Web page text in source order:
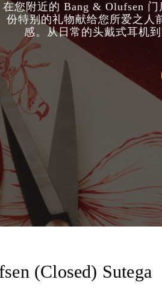
在您附近的 Bang & Olufsen
份特别的礼物献给您所爱之人
感。从日常的头戴式耳机
(Closed) Sutega